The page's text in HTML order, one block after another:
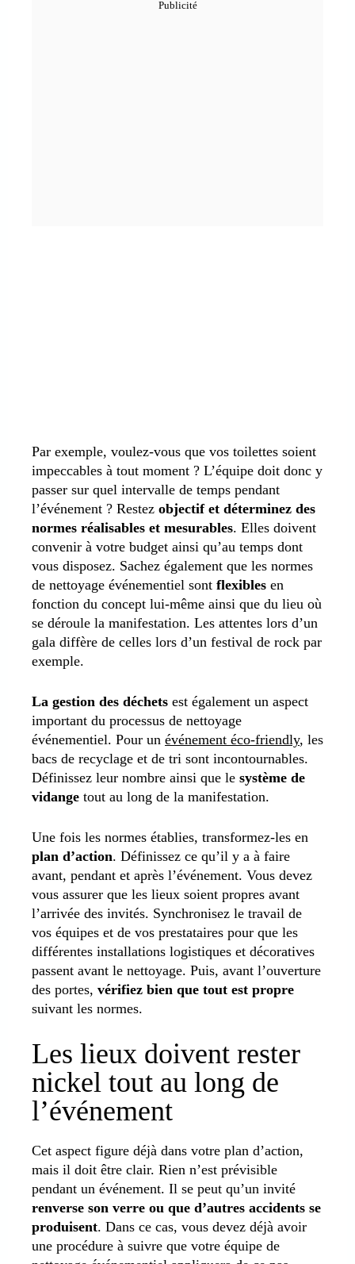
Par exemple, voulez-vous que vos toilettes soient
impeccables à tout moment ? L’équipe doit donc y
passer sur quel intervalle de temps pendant
l’événement ? Restez objectif et déterminez des
normes réalisables et mesurables. Elles doivent
convenir à votre budget ainsi qu’au temps dont
vous disposez. Sachez également que les normes
de nettoyage événementiel sont flexibles en
fonction du concept lui-même ainsi que du lieu où
se déroule la manifestation. Les attentes lors d’un
gala diffère de celles lors d’un festival de rock par
exemple.
La gestion des déchets est également un aspect
important du processus de nettoyage
événementiel. Pour un événement éco-friendly, les
bacs de recyclage et de tri sont incontournables.
Définissez leur nombre ainsi que le système de
vidange tout au long de la manifestation.
Une fois les normes établies, transformez-les en
plan d’action. Définissez ce qu’il y a à faire
avant, pendant et après l’événement. Vous devez
vous assurer que les lieux soient propres avant
l’arrivée des invités. Synchronisez le travail de
vos équipes et de vos prestataires pour que les
différentes installations logistiques et décoratives
passent avant le nettoyage. Puis, avant l’ouverture
des portes, vérifiez bien que tout est propre
suivant les normes.
Les lieux doivent rester
nickel tout au long de
l’événement
Cet aspect figure déjà dans votre plan d’action,
mais il doit être clair. Rien n’est prévisible
pendant un événement. Il se peut qu’un invité
renverse son verre ou que d’autres accidents se
produisent. Dans ce cas, vous devez déjà avoir
une procédure à suivre que votre équipe de